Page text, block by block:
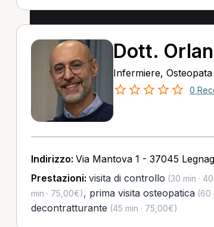
Dott.
Infermiere, Osteopata
0
Indirizzo: Via Mantova 1 - 37045
Prestazioni: visita di controllo (30 min ·
min · 75,00€), prima visita osteopatica(60
decontratturante (45 min · 75,00€)